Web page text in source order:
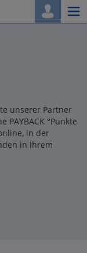
unserer Partner
°Punkte
in der
in Ihrem